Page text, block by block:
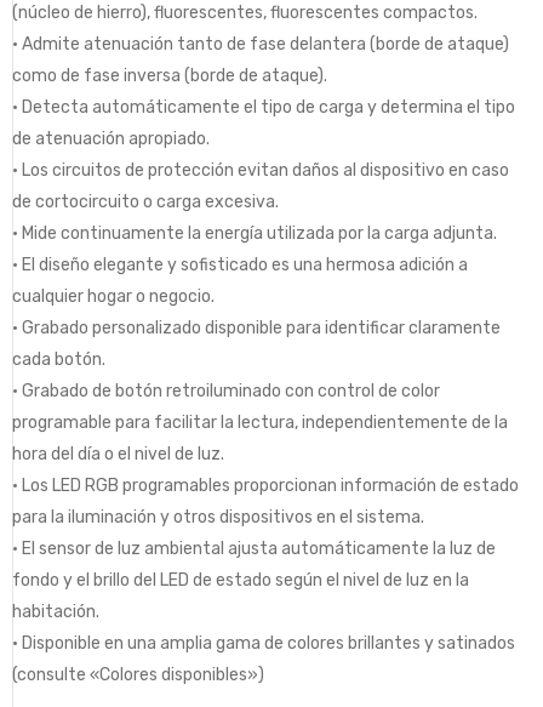
(núcleo de hierro), fluorescentes, fluorescentes compactos.
• Admite atenuación tanto de fase delantera (borde de ataque)
como de fase inversa (borde de ataque).
• Detecta automáticamente el tipo de carga y determina el tipo
de atenuación apropiado.
• Los circuitos de protección evitan daños al dispositivo en caso
de cortocircuito o carga excesiva.
• Mide continuamente la energía utilizada por la carga adjunta.
• El diseño elegante y sofisticado es una hermosa adición a
cualquier hogar o negocio.
• Grabado personalizado disponible para identificar claramente
cada botón.
• Grabado de botón retroiluminado con control de color
programable para facilitar la lectura, independientemente de la
hora del día o el nivel de luz.
• Los LED RGB programables proporcionan información de estado
para la iluminación y otros dispositivos en el sistema.
• El sensor de luz ambiental ajusta automáticamente la luz de
fondo y el brillo del LED de estado según el nivel de luz en la
habitación.
• Disponible en una amplia gama de colores brillantes y satinados
(consulte «Colores disponibles»)